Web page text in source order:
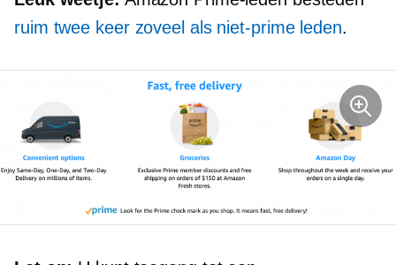
ruim twee keer zoveel als niet-primeleden.